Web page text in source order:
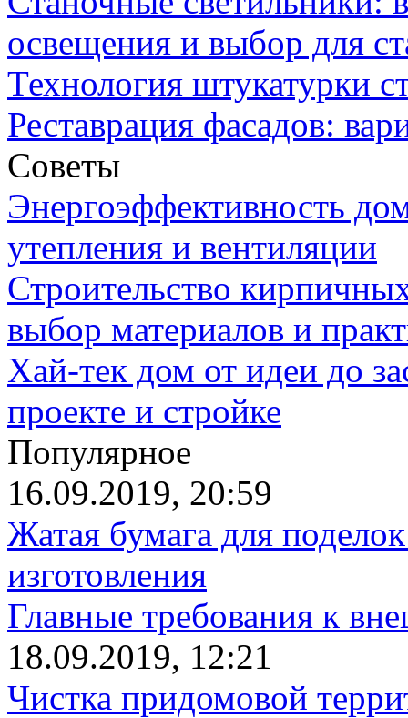
освещения и выбор для
Технология штукатурки
Реставрация фасадов:
Советы
Энергоэффективность
утепления и вентиляции
Строительство
выбор материалов и
Хай-тек дом от идеи до
проекте и стройке
Популярное
16.09.2019, 20:59
Жатая бумага для
изготовления
Главные требования к
18.09.2019, 12:21
Чистка придомовой